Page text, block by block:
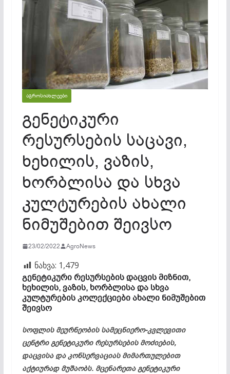
ᲐᲒᲠᲝᲡᲘᲐᲮᲚᲔᲔᲑᲘ
გენეტიკური
რესურსების საცავი,
ხეხილის, ვაზის,
ხორბლისა და სხვა
კულტურების ახალი
ნიმუშებით შეივსო
23/02/2022 AgroNews
ნახვა: 1,479
გენეტიკური რესურსების დაცვის მიზნით,
ხეხილის, ვაზის, ხორბლისა და სხვა
კულტურების კოლექციები ახალი ნიმუშებით
შეივსო
სოფლის მეურნეობის სამეცნიერო-კვლევითი
ცენტრი გენეტიკური რესურსების მოძიების,
დაცვისა და კონსერვაციას მიმართულებით
აქტიურად მუშაობს. მცენარეთა გენეტიკური